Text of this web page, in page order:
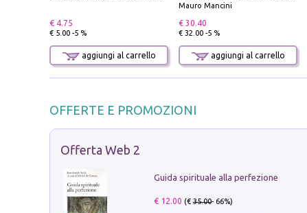
€ 4.75
€ 5.00 -5 %
aggiungi al carrello
Mauro Mancini
€ 30.40
€ 32.00 -5 %
aggiungi al carrello
OFFERTE E PROMOZIONI
Offerta Web 2
Guida spirituale alla perfezione
€ 12.00 (€35.00- 66%)